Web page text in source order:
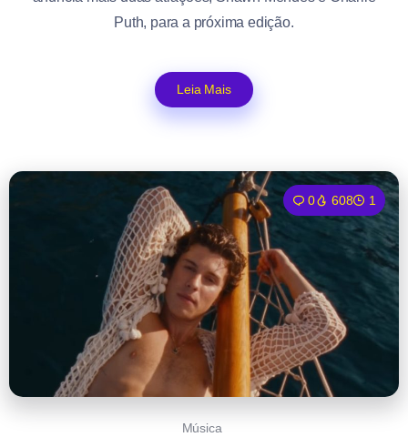
Puth, para a próxima edição.
Leia Mais
0 608 1
Música